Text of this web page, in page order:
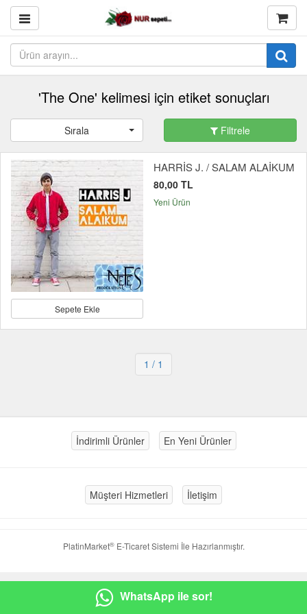
'The One' kelimesi için etiket sonuçları
Sırala Filtrele
Sepete Ekle
HARRİS J. / SALAM ALAİKUM
80,00 TL
Yeni Ürün
1 / 1
İndirimli Ürünler En Yeni Ürünler
Müşteri Hizmetleri İletişim
PlatinMarket®E-Ticaret Sistemi İle Hazırlanmıştır.
WhatsApp ile sor!